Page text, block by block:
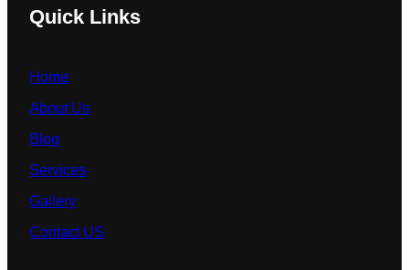
Quick Links
Home
About Us
Blog
Services
Gallery
Contact US